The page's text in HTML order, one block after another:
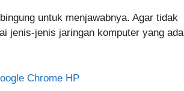
untuk menjawabnya. Agar tidak
jenis-jenis jaringan komputer yang ada
Chrome HP